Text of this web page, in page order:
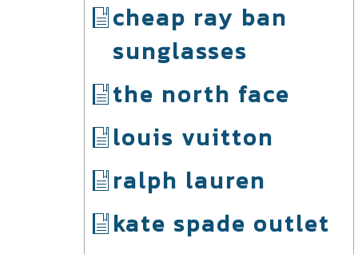
cheap ray ban
sunglasses
the north face
louis vuitton
ralph lauren
kate spade outlet